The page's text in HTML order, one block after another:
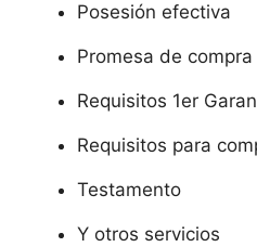
Posesión efectiva
Promesa de
Requisitos 1er
Requisitos para
Testamento
Y otros servicios